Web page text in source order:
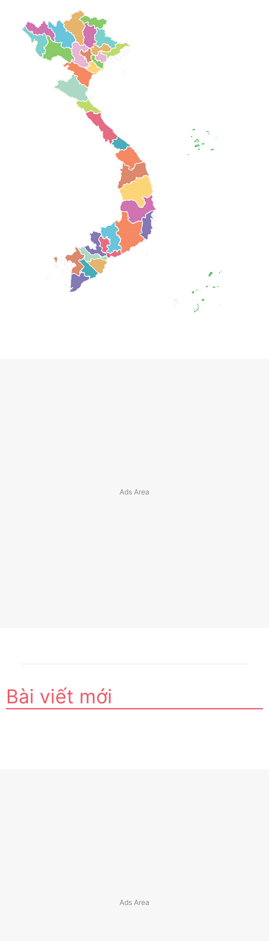
Bài viết mới